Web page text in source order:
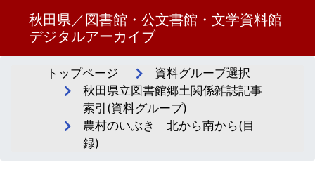
秋田県／図書館・公文書館・文学資料館
デジタルアーカイブ
トップページ
資料グループ選択
秋田県立図書館郷土関係雑誌記事
索引(資料グループ)
農村のいぶき 北から南から(目
録)